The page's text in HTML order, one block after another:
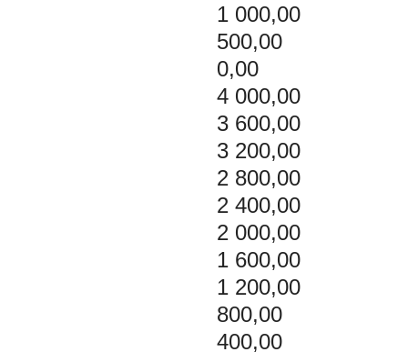
1 000,00
500,00
0,00
4 000,00
3 600,00
3 200,00
2 800,00
2 400,00
2 000,00
1 600,00
1 200,00
800,00
400,00